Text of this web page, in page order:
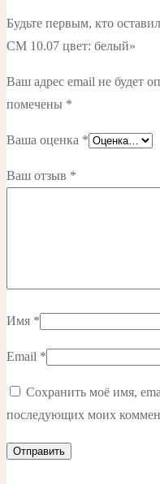
Будьте первым, кто
СМ 10.07 цвет: белый»
Ваш адрес email не будет
помечены *
Ваша оценка *
Ваш отзыв *
Имя *
Email *
Сохранить моё имя,
последующих моих